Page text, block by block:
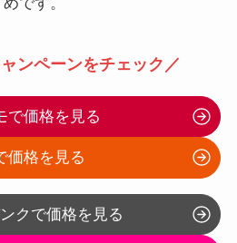
ンペーンをチェック／
で価格を見る
価格を見る
クで価格を見る